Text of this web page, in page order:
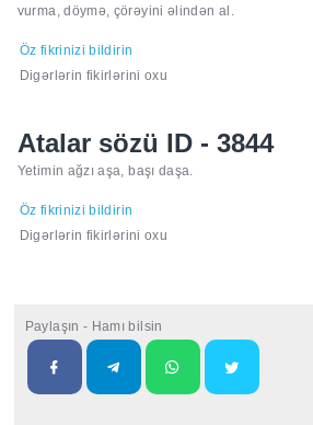
vurma, döymə, çörəyini əlindən al.
Öz fikrinizi bildirin
Digərlərin fikirlərini oxu
Atalar sözü ID - 3844
Yetimin ağzı aşa, başı daşa.
Öz fikrinizi bildirin
Digərlərin fikirlərini oxu
Paylaşın - Hamı bilsin